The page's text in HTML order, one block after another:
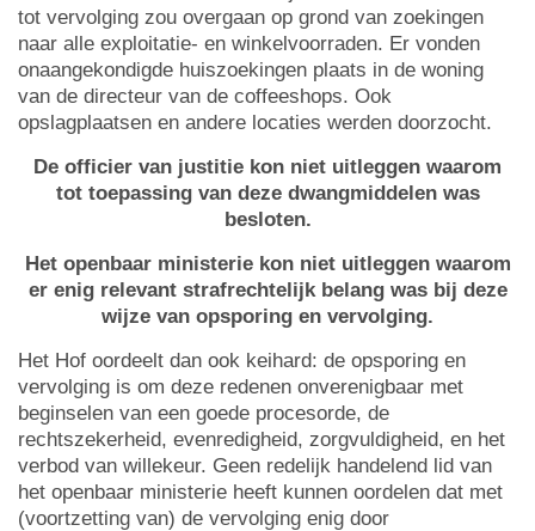
tot vervolging zou overgaan op grond van zoekingen
naar alle exploitatie- en winkelvoorraden. Er vonden
onaangekondigde huiszoekingen plaats in de woning
van de directeur van de coffeeshops. Ook
opslagplaatsen en andere locaties werden doorzocht.
De officier van justitie kon niet uitleggen waarom
tot toepassing van deze dwangmiddelen was
besloten.
Het openbaar ministerie kon niet uitleggen waarom
er enig relevant strafrechtelijk belang was bij deze
wijze van opsporing en vervolging.
Het Hof oordeelt dan ook keihard: de opsporing en
vervolging is om deze redenen onverenigbaar met
beginselen van een goede procesorde, de
rechtszekerheid, evenredigheid, zorgvuldigheid, en het
verbod van willekeur. Geen redelijk handelend lid van
het openbaar ministerie heeft kunnen oordelen dat met
(voortzetting van) de vervolging enig door